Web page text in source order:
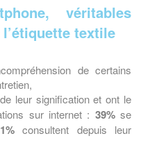
véritables
textile
de certains
leur signification et ont le
sur internet : 39%se
consultent depuis leur